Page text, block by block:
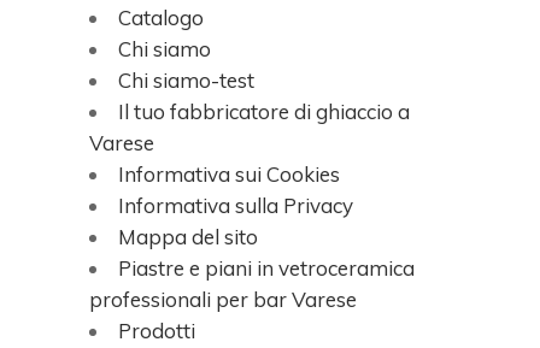
Catalogo
Chi siamo
Chi siamo-test
Il tuo fabbricatore di ghiaccio a
Varese
Informativa sui Cookies
Informativa sulla Privacy
Mappa del sito
Piastre e piani in vetroceramica
professionali per bar Varese
Prodotti